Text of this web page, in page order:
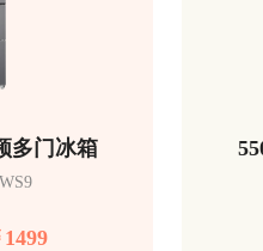
多门冰箱
1499